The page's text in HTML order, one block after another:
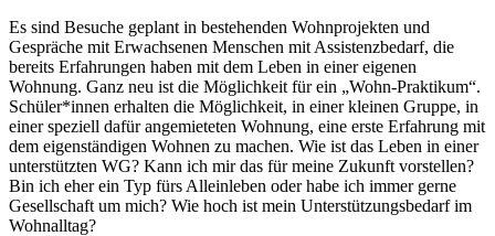
Es sind Besuche geplant in bestehenden Wohnprojekten und
Gespräche mit Erwachsenen Menschen mit Assistenzbedarf, die
bereits Erfahrungen haben mit dem Leben in einer eigenen
Wohnung. Ganz neu ist die Möglichkeit für ein „Wohn-Praktikum“.
Schüler*innen erhalten die Möglichkeit, in einer kleinen Gruppe, in
einer speziell dafür angemieteten Wohnung, eine erste Erfahrung mit
dem eigenständigen Wohnen zu machen. Wie ist das Leben in einer
unterstützten WG? Kann ich mir das für meine Zukunft vorstellen?
Bin ich eher ein Typ fürs Alleinleben oder habe ich immer gerne
Gesellschaft um mich? Wie hoch ist mein Unterstützungsbedarf im
Wohnalltag?